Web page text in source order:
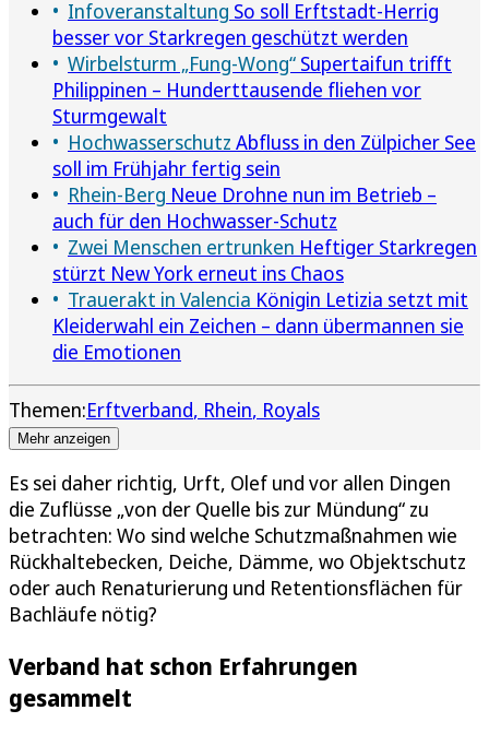
Infoveranstaltung So soll Erftstadt-Herrig
besser vor Starkregen geschützt werden
Wirbelsturm „Fung-Wong“ Supertaifun trifft
Philippinen – Hunderttausende fliehen vor
Sturmgewalt
Hochwasserschutz Abfluss in den Zülpicher See
soll im Frühjahr fertig sein
Rhein-Berg Neue Drohne nun im Betrieb –
auch für den Hochwasser-Schutz
Zwei Menschen ertrunken Heftiger Starkregen
stürzt New York erneut ins Chaos
Trauerakt in Valencia Königin Letizia setzt mit
Kleiderwahl ein Zeichen – dann übermannen sie
die Emotionen
Themen:Erftverband Rhein Royals
Mehr anzeigen
Es sei daher richtig, Urft, Olef und vor allen Dingen
die Zuflüsse „von der Quelle bis zur Mündung“ zu
betrachten: Wo sind welche Schutzmaßnahmen wie
Rückhaltebecken, Deiche, Dämme, wo Objektschutz
oder auch Renaturierung und Retentionsflächen für
Bachläufe nötig?
Verband hat schon Erfahrungen
gesammelt